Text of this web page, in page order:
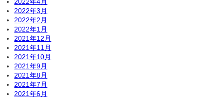
2022年3月
2022年2月
2022年1月
2021年12月
2021年11月
2021年10月
2021年9月
2021年8月
2021年7月
2021年6月